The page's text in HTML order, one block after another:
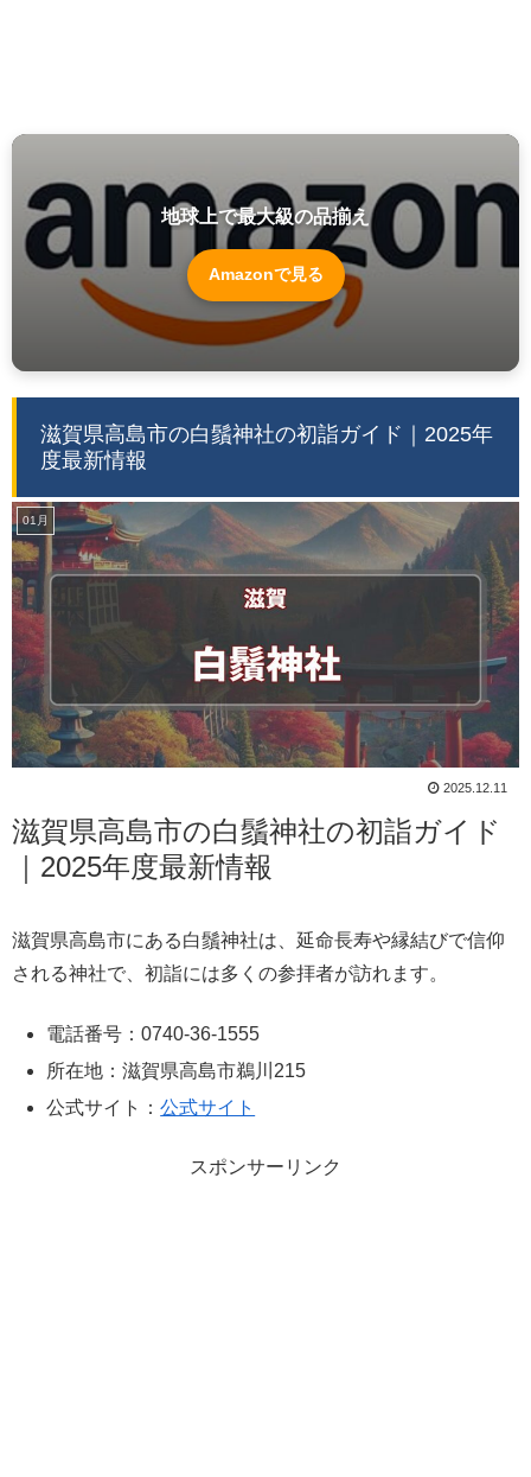
地球上で最大級の品揃え
Amazonで見る
滋賀県高島市の白鬚神社の初詣ガイド｜2025年
度最新情報
01月
2025.12.11
滋賀県高島市の白鬚神社の初詣ガイド
｜2025年度最新情報
滋賀県高島市にある白鬚神社は、延命長寿や縁結びで信仰
される神社で、初詣には多くの参拝者が訪れます。
電話番号：0740-36-1555
所在地：滋賀県高島市鵜川215
公式サイト：公式サイト
スポンサーリンク